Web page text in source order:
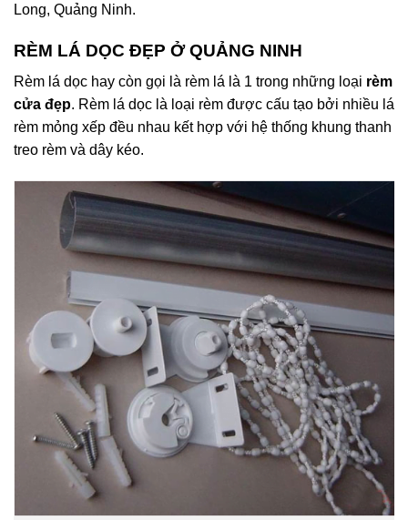
Long, Quảng Ninh.
RÈM LÁ DỌC ĐẸP Ở QUẢNG NINH
Rèm lá dọc hay còn gọi là rèm lá là 1 trong những loại rèm
cửa đẹp. Rèm lá dọc là loại rèm được cấu tạo bởi nhiều lá
rèm mỏng xếp đều nhau kết hợp với hệ thống khung thanh
treo rèm và dây kéo.